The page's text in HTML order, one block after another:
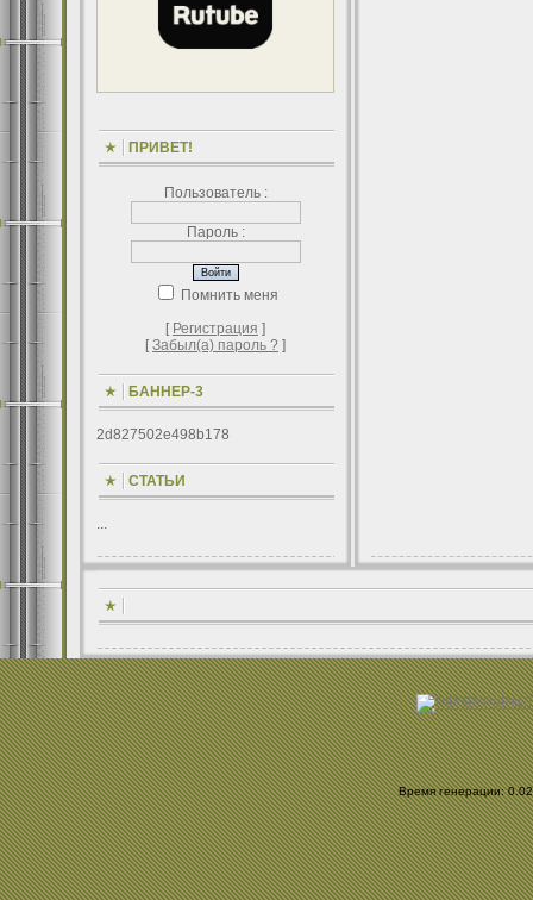
ПРИВЕТ!
Пользователь :
Пароль :
Помнить меня
[ Регистрация ]
[Забыл(а) пароль ? ]
БАННЕР-3
2d827502e498b178
СТАТЬИ
...
Время генерации: